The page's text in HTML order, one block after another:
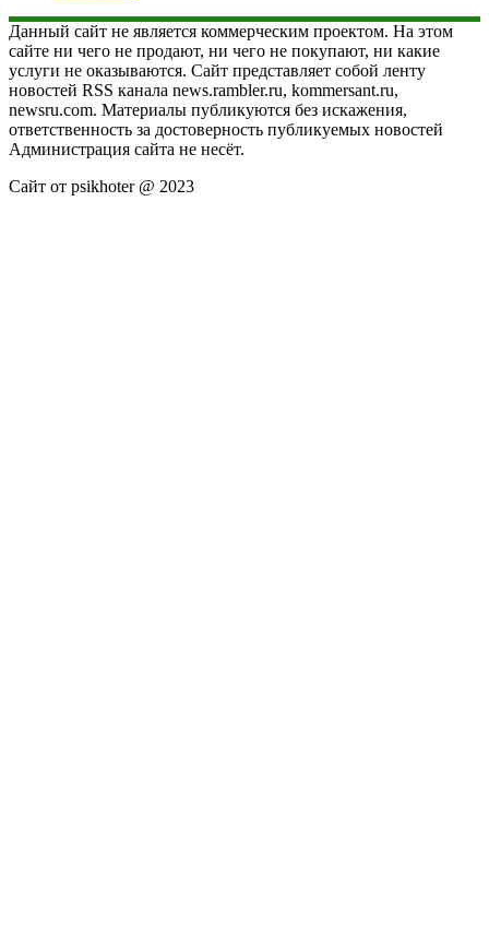
Данный сайт не является коммерческим проектом. На этом
сайте ни чего не продают, ни чего не покупают, ни какие
услуги не оказываются. Сайт представляет собой ленту
новостей RSS канала news.rambler.ru, kommersant.ru,
newsru.com. Материалы публикуются без искажения,
ответственность за достоверность публикуемых новостей
Администрация сайта не несёт.
Сайт от psikhoter @ 2023